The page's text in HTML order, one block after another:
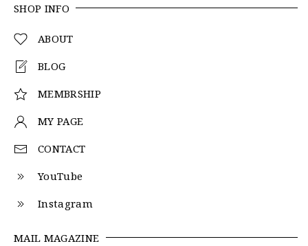
SHOP INFO
ABOUT
BLOG
MEMBRSHIP
MY PAGE
CONTACT
YouTube
Instagram
MAIL MAGAZINE